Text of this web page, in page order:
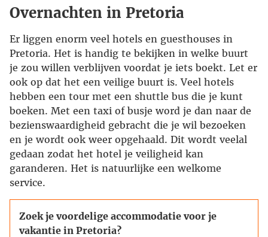
Overnachten in Pretoria
Er liggen enorm veel hotels en guesthouses in
Pretoria. Het is handig te bekijken in welke buurt
je zou willen verblijven voordat je iets boekt. Let er
ook op dat het een veilige buurt is. Veel hotels
hebben een tour met een shuttle bus die je kunt
boeken. Met een taxi of busje word je dan naar de
bezienswaardigheid gebracht die je wil bezoeken
en je wordt ook weer opgehaald. Dit wordt veelal
gedaan zodat het hotel je veiligheid kan
garanderen. Het is natuurlijke een welkome
service.
Zoek je voordelige accommodatie voor je
vakantie in Pretoria?